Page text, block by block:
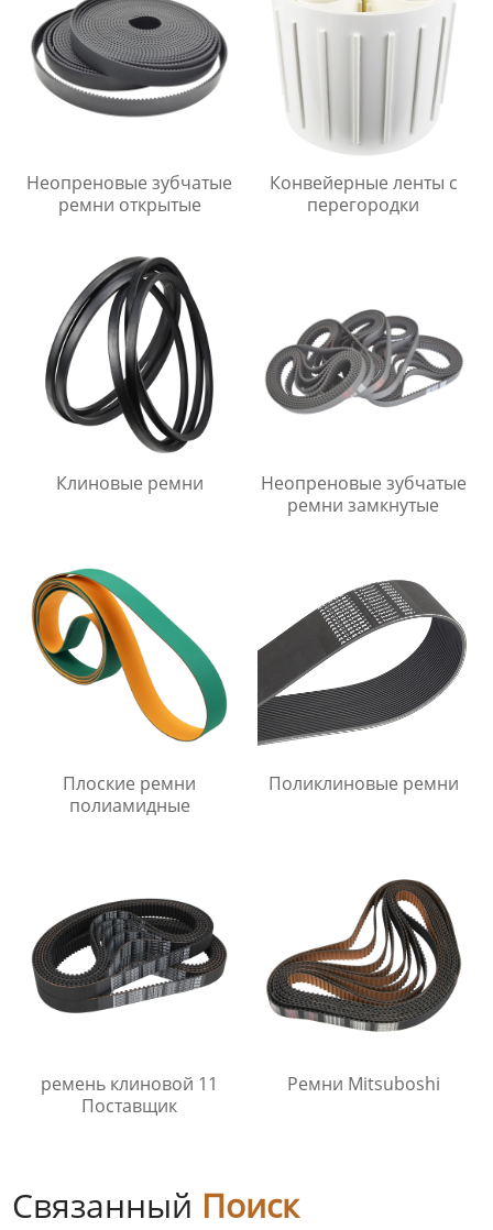
Неопреновые зубчатые
ремни открытые
Конвейерные ленты с
перегородки
Клиновые ремни
Неопреновые зубчатые
ремни замкнутые
Плоские ремни
полиамидные
Поликлиновые ремни
ремень клиновой 11
Поставщик
Ремни Mitsuboshi
Связанный Поиск